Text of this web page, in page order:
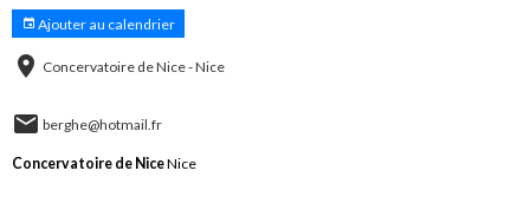
Ajouter au calendrier
Concervatoire de Nice - Nice
berghe@hotmail.fr
Concervatoire de NiceNice